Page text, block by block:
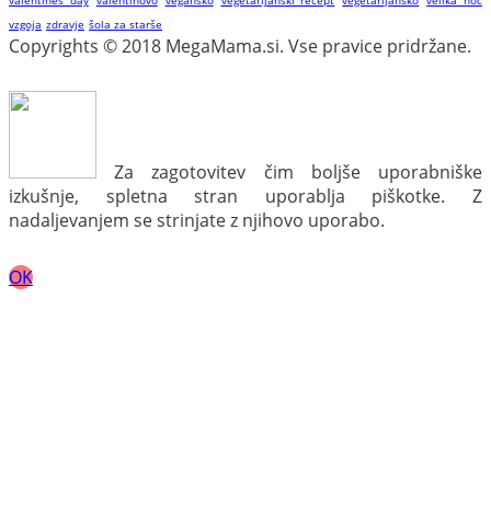
vzgoja zdravje šola za starše
Copyrights © 2018 MegaMama.si. Vse pravice pridržane.
Za zagotovitev čim boljše uporabniške
izkušnje, spletna stran uporablja piškotke. Z
nadaljevanjem se strinjate z njihovo uporabo.
OK